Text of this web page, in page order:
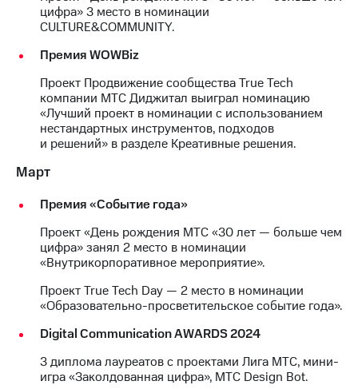
акционерам
Документы
"МТС"
Собрания
акционеров
Личный
кабинет
акционера
Акционерный
аудит
Рынок
акций
Описание
Программа
приобретения
выкупа
Дивиденды
Рынок
цифра» 3 место в номинации
CULTURE&COMMUNITY.
Премия WOWBiz
Проект Продвижение сообщества True Tech
компании МТС Диджитал выиграл номинацию
«Лучший проект в номинации с использованием
нестандартных инструментов, подходов
и решений» в разделе Креативные решения.
Март
Премия «Событие года»
Проект «День рождения МТС «30 лет — больше чем
цифра» занял 2 место в номинации
«Внутрикорпоративное мероприятие».
Проект True Tech Day — 2 место в номинации
«Образовательно-просветительское событие года».
Digital Communication AWARDS 2024
3 диплома лауреатов с проектами Лига МТС, мини-
игра «Заколдованная цифра», МТС Design Bot.